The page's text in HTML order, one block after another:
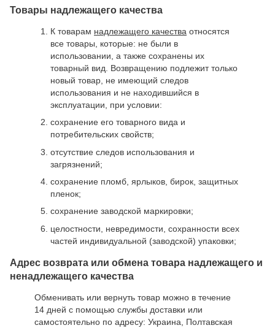
Товары надлежащего качества
К товарам надлежащего качества относятся
все товары, которые: не были в
использовании, а также сохранены их
товарный вид. Возвращению подлежит только
новый товар, не имеющий следов
использования и не находившийся в
эксплуатации, при условии:
сохранение его товарного вида и
потребительских свойств;
отсутствие следов использования и
загрязнений;
сохранение пломб, ярлыков, бирок, защитных
пленок;
сохранение заводской маркировки;
целостности, невредимости, сохранности всех
частей индивидуальной (заводской) упаковки;
Адрес возврата или обмена товара надлежащего и
ненадлежащего качества
Обменивать или вернуть товар можно в течение
14 дней с помощью службы доставки или
самостоятельно по адресу: Украина, Полтавская